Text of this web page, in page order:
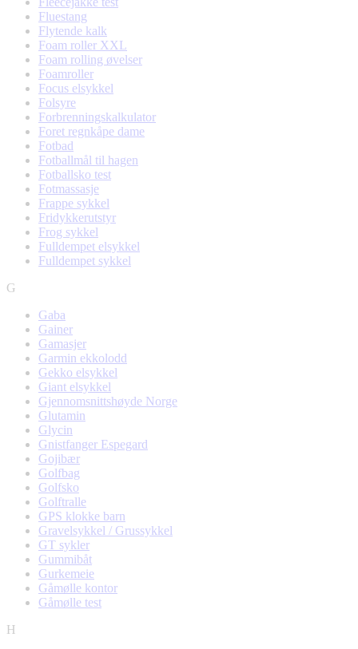
Fluestang
Flytende kalk
Foam roller XXL
Foam rolling øvelser
Foamroller
Focus elsykkel
Folsyre
Forbrenningskalkulator
Foret regnkåpe dame
Fotbad
Fotballmål til hagen
Fotballsko test
Fotmassasje
Frappe sykkel
Fridykkerutstyr
Frog sykkel
Fulldempet elsykkel
Fulldempet sykkel
G
Gaba
Gainer
Gamasjer
Garmin ekkolodd
Gekko elsykkel
Giant elsykkel
Gjennomsnittshøyde Norge
Glutamin
Glycin
Gnistfanger Espegard
Gojibær
Golfbag
Golfsko
Golftralle
GPS klokke barn
Gravelsykkel / Grussykkel
GT sykler
Gummibåt
Gurkemeie
Gåmølle kontor
Gåmølle test
H